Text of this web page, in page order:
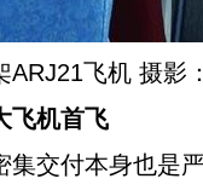
飞机 摄影
机首飞
交付本身也是